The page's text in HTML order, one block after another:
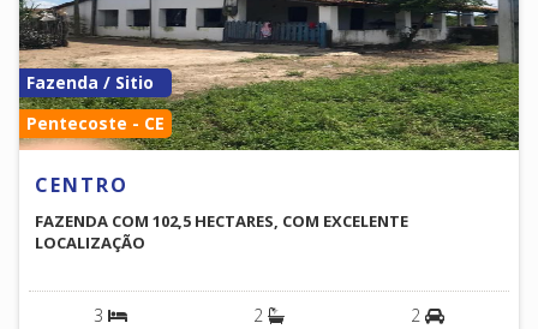
Fazenda / Sitio
Pentecoste - CE
CENTRO
FAZENDA COM 102,5 HECTARES, COM EXCELENTE
LOCALIZAÇÃO
3 2 2